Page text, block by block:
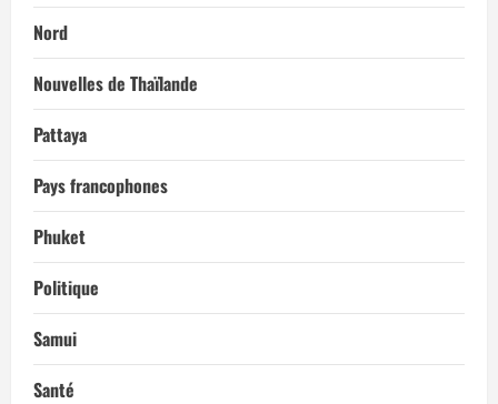
Nord
Nouvelles de Thaïlande
Pattaya
Pays francophones
Phuket
Politique
Samui
Santé